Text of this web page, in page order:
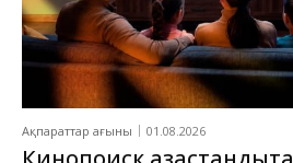
Ақпараттар ағыны 01.08.2026